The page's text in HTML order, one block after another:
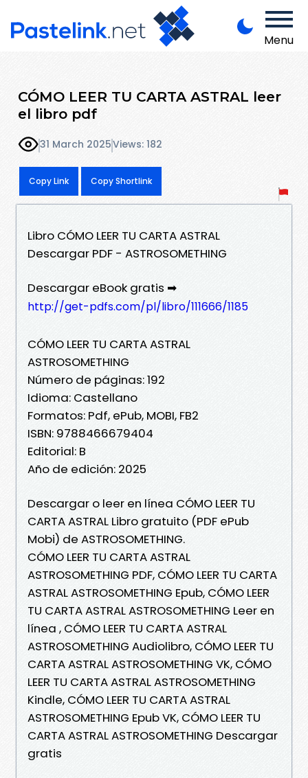
Menu
CÓMO LEER TU CARTA ASTRAL leer
el libro pdf
31 March 2025Views: 182
Copy Link Copy Shortlink
Libro CÓMO LEER TU CARTA ASTRAL
Descargar PDF - ASTROSOMETHING
Descargar eBook gratis ➡
http://get-pdfs.com/pl/libro/111666/1185
CÓMO LEER TU CARTA ASTRAL
ASTROSOMETHING
Número de páginas: 192
Idioma: Castellano
Formatos: Pdf, ePub, MOBI, FB2
ISBN: 9788466679404
Editorial: B
Año de edición: 2025
Descargar o leer en línea CÓMO LEER TU
CARTA ASTRAL Libro gratuito (PDF ePub
Mobi) de ASTROSOMETHING.
CÓMO LEER TU CARTA ASTRAL
ASTROSOMETHING PDF, CÓMO LEER TU CARTA
ASTRAL ASTROSOMETHING Epub, CÓMO LEER
TU CARTA ASTRAL ASTROSOMETHING Leer en
línea , CÓMO LEER TU CARTA ASTRAL
ASTROSOMETHING Audiolibro, CÓMO LEER TU
CARTA ASTRAL ASTROSOMETHING VK, CÓMO
LEER TU CARTA ASTRAL ASTROSOMETHING
Kindle, CÓMO LEER TU CARTA ASTRAL
ASTROSOMETHING Epub VK, CÓMO LEER TU
CARTA ASTRAL ASTROSOMETHING Descargar
gratis